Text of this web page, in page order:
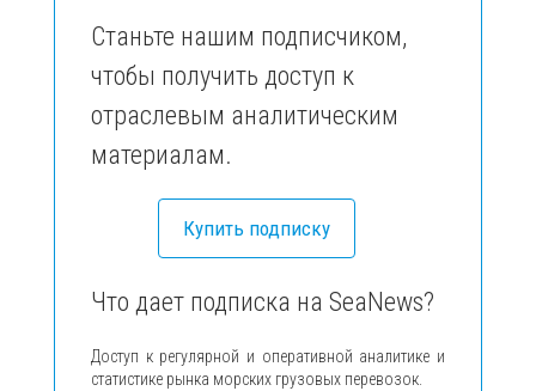
Станьте нашим подписчиком,
чтобы получить доступ к
отраслевым аналитическим
материалам.
Купить подписку
Что дает подписка на SeaNews?
Доступ к регулярной и оперативной аналитике и
статистике рынка морских грузовых перевозок.